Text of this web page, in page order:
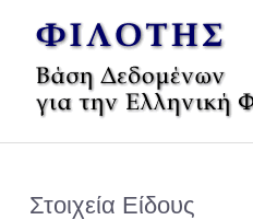
Στοιχεία Είδους